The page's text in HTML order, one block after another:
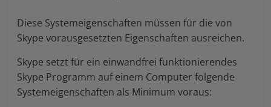
Diese Systemeigenschaften müssen für die von
Skype vorausgesetzten Eigenschaften ausreichen.
Skype setzt für ein einwandfrei funktionierendes
Skype Programm auf einem Computer folgende
Systemeigenschaften als Minimum voraus: